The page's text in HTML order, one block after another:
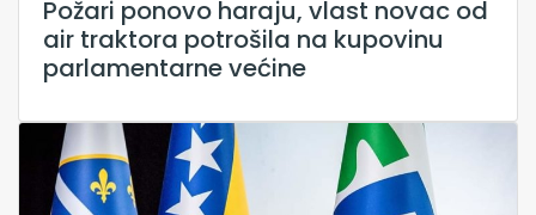
Požari ponovo haraju, vlast novac od
air traktora potrošila na kupovinu
parlamentarne većine